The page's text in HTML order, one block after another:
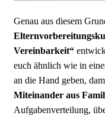
Genau aus diesem
Vereinbarkeit“
euch ähnlich wie in
an die Hand geben,
Miteinander aus
Aufgabenverteilung,